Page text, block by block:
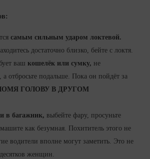
самым сильным ударом локтевой.
достаточно близко, бейте с локтя.
ваш кошелёк или сумку, не
а отбросьте подальше. Пока он пойдёт за
ГОЛОВУ В ДРУГОМ
в багажник, выбейте фару, просуньте
как безумная. Похититель этого не
водители вполне могут заметить. Это не
женщин.